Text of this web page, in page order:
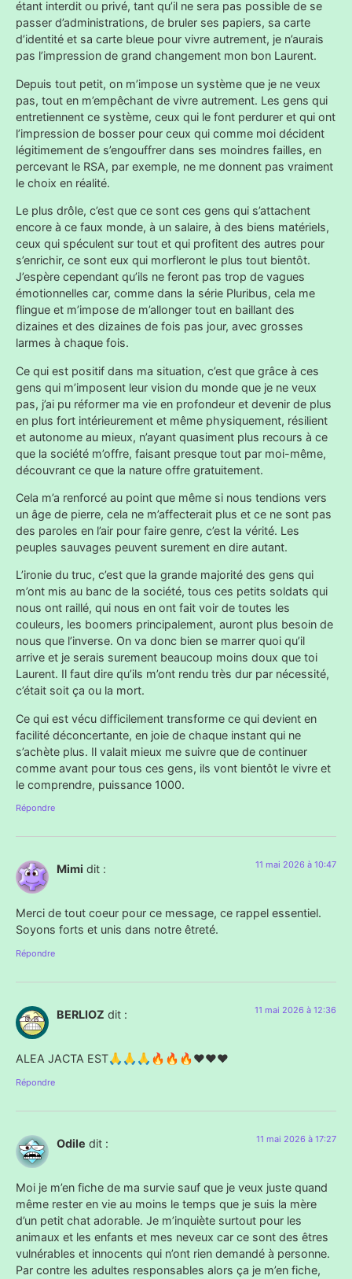
étant interdit ou privé, tant qu’il ne sera pas possible de se
passer d’administrations, de bruler ses papiers, sa carte
d’identité et sa carte bleue pour vivre autrement, je n’aurais
pas l’impression de grand changement mon bon Laurent.
Depuis tout petit, on m’impose un système que je ne veux
pas, tout en m’empêchant de vivre autrement. Les gens qui
entretiennent ce système, ceux qui le font perdurer et qui ont
l’impression de bosser pour ceux qui comme moi décident
légitimement de s’engouffrer dans ses moindres failles, en
percevant le RSA, par exemple, ne me donnent pas vraiment
le choix en réalité.
Le plus drôle, c’est que ce sont ces gens qui s’attachent
encore à ce faux monde, à un salaire, à des biens matériels,
ceux qui spéculent sur tout et qui profitent des autres pour
s’enrichir, ce sont eux qui morfleront le plus tout bientôt.
J’espère cependant qu’ils ne feront pas trop de vagues
émotionnelles car, comme dans la série Pluribus, cela me
flingue et m’impose de m’allonger tout en baillant des
dizaines et des dizaines de fois pas jour, avec grosses
larmes à chaque fois.
Ce qui est positif dans ma situation, c’est que grâce à ces
gens qui m’imposent leur vision du monde que je ne veux
pas, j’ai pu réformer ma vie en profondeur et devenir de plus
en plus fort intérieurement et même physiquement, résilient
et autonome au mieux, n’ayant quasiment plus recours à ce
que la société m’offre, faisant presque tout par moi-même,
découvrant ce que la nature offre gratuitement.
Cela m’a renforcé au point que même si nous tendions vers
un âge de pierre, cela ne m’affecterait plus et ce ne sont pas
des paroles en l’air pour faire genre, c’est la vérité. Les
peuples sauvages peuvent surement en dire autant.
L’ironie du truc, c’est que la grande majorité des gens qui
m’ont mis au banc de la société, tous ces petits soldats qui
nous ont raillé, qui nous en ont fait voir de toutes les
couleurs, les boomers principalement, auront plus besoin de
nous que l’inverse. On va donc bien se marrer quoi qu’il
arrive et je serais surement beaucoup moins doux que toi
Laurent. Il faut dire qu’ils m’ont rendu très dur par nécessité,
c’était soit ça ou la mort.
Ce qui est vécu difficilement transforme ce qui devient en
facilité déconcertante, en joie de chaque instant qui ne
s’achète plus. Il valait mieux me suivre que de continuer
comme avant pour tous ces gens, ils vont bientôt le vivre et
le comprendre, puissance 1000.
Répondre
Mimi dit : 11 mai 2026 à 10:47
Merci de tout coeur pour ce message, ce rappel essentiel.
Soyons forts et unis dans notre êtreté.
Répondre
BERLIOZ dit : 11 mai 2026 à 12:36
ALEA JACTA EST🙏🙏🙏🔥🔥🔥❤️❤️❤️
Répondre
Odile dit : 11 mai 2026 à 17:27
Moi je m’en fiche de ma survie sauf que je veux juste quand
même rester en vie au moins le temps que je suis la mère
d’un petit chat adorable. Je m’inquiète surtout pour les
animaux et les enfants et mes neveux car ce sont des êtres
vulnérables et innocents qui n’ont rien demandé à personne.
Par contre les adultes responsables alors ça je m’en fiche,